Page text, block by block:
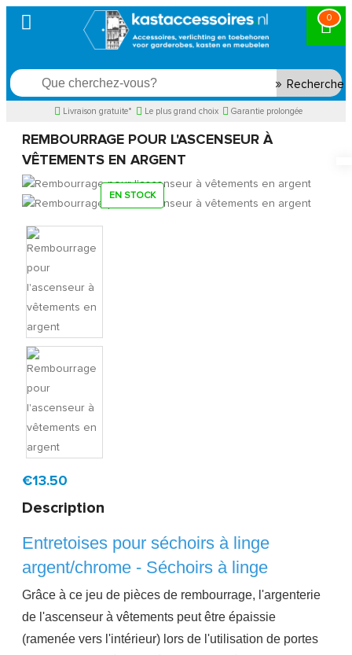
0
Recherche
Livraison gratuite* Le plus grand choix Garantie prolongée
REMBOURRAGE POUR L'ASCENSEUR À
VÊTEMENTS EN ARGENT
EN STOCK
Livraison rapide, en 1 à 2 jours ouvrés
€13.50
Description
Entretoises pour séchoirs à linge
argent/chrome - Séchoirs à linge
Grâce à ce jeu de pièces de rembourrage, l'argenterie
de l'ascenseur à vêtements peut être épaissie
(ramenée vers l'intérieur) lors de l'utilisation de portes